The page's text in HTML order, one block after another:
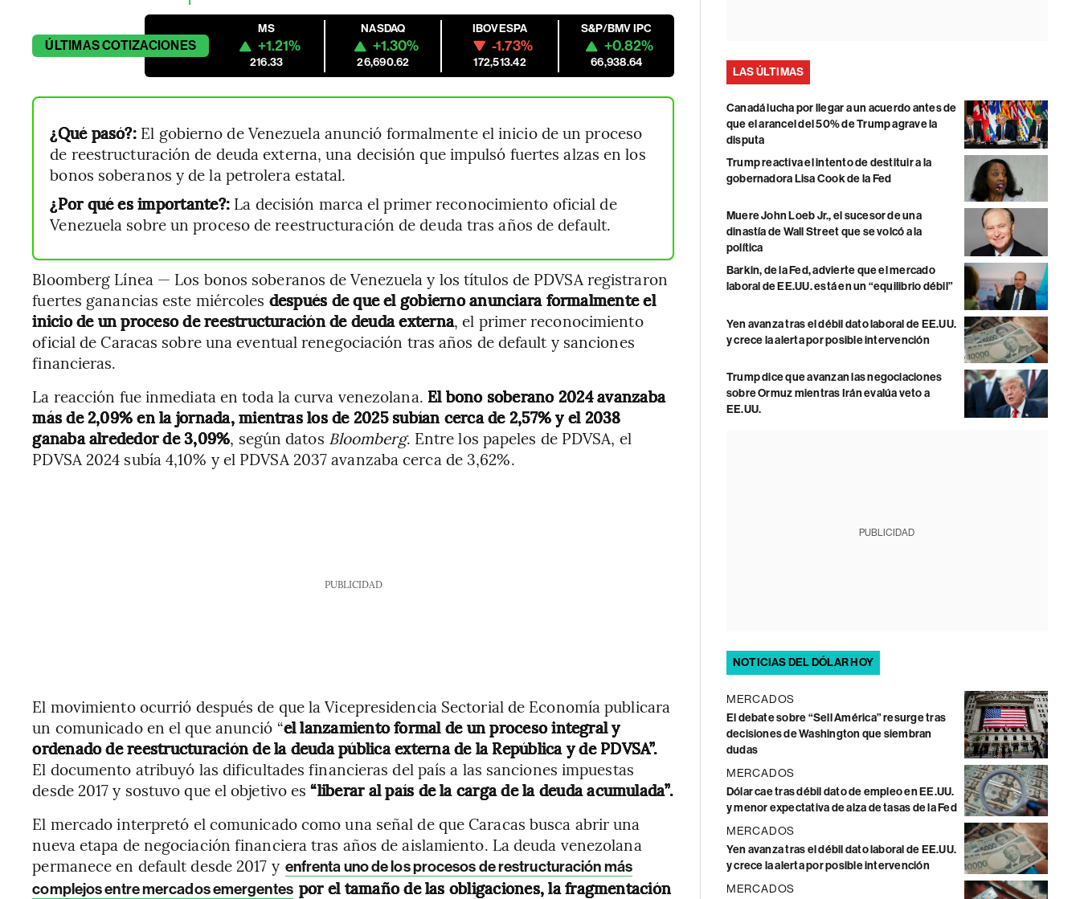
ÚLTIMASCOTIZACIONES
MS
+1.21%
216.33
NASDAQ
+1.30%
26,690.62
IBOVESPA
-1.73%
172,513.42
S&P/BMV IPC
+0.82%
66,938.64
¿Qué pasó?: El gobierno de Venezuela anunció formalmente el inicio de un proceso
de reestructuración de deuda externa, una decisión que impulsó fuertes alzas en los
bonos soberanos y de la petrolera estatal.
¿Por qué es importante?: La decisión marca el primer reconocimiento oficial de
Venezuela sobre un proceso de reestructuración de deuda tras años de default.
Bloomberg Línea — Los bonos soberanos de Venezuela y los títulos de PDVSA registraron
fuertes ganancias este miércoles después de que el gobierno anunciara formalmente el
inicio de un proceso de reestructuración de deuda externa, el primer reconocimiento
oficial de Caracas sobre una eventual renegociación tras años de default y sanciones
financieras.
La reacción fue inmediata en toda la curva venezolana. El bono soberano 2024 avanzaba
más de 2,09% en la jornada, mientras los de 2025 subían cerca de 2,57% y el 2038
ganaba alrededor de 3,09%, según datos Bloomberg. Entre los papeles de PDVSA, el
PDVSA 2024 subía 4,10% y el PDVSA 2037 avanzaba cerca de 3,62%.
PUBLICIDAD
El movimiento ocurrió después de que la Vicepresidencia Sectorial de Economía publicara
un comunicado en el que anunció “el lanzamiento formal de un proceso integral y
ordenado de reestructuración de la deuda pública externa de la República y de PDVSA”.
El documento atribuyó las dificultades financieras del país a las sanciones impuestas
desde 2017 y sostuvo que el objetivo es “liberar al país de la carga de la deuda acumulada”.
El mercado interpretó el comunicado como una señal de que Caracas busca abrir una
nueva etapa de negociación financiera tras años de aislamiento. La deuda venezolana
permanece en default desde 2017 y enfrenta uno de los procesos de restructuración más
complejos entre mercados emergentes por el tamaño de las obligaciones, la fragmentación
LAS ÚLTIMAS
Canadá lucha por llegar a un acuerdo antes de
que el arancel del 50% de Trump agrave la
disputa
Trump reactiva el intento de destituir a la
gobernadora Lisa Cook de la Fed
Muere John Loeb Jr., el sucesor de una
dinastía de Wall Street que se volcó a la
política
Barkin, de la Fed, advierte que el mercado
laboral de EE.UU. está en un “equilibrio débil”
Yen avanza tras el débil dato laboral de EE.UU.
y crece la alerta por posible intervención
Trump dice que avanzan las negociaciones
sobre Ormuz mientras Irán evalúa veto a
EE.UU.
PUBLICIDAD
NOTICIAS DEL DÓLAR HOY
MERCADOS
El debate sobre “Sell América” resurge tras
decisiones de Washington que siembran
dudas
MERCADOS
Dólar cae tras débil dato de empleo en EE.UU.
y menor expectativa de alza de tasas de la Fed
MERCADOS
Yen avanza tras el débil dato laboral de EE.UU.
y crece la alerta por posible intervención
MERCADOS